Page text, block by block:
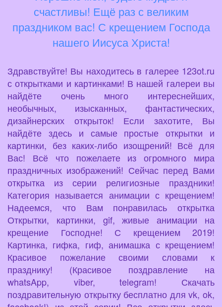
счастливы! Ещё раз с великим
праздником вас! С крещением Господа
нашего Иисуса Христа!
Здравствуйте! Вы находитесь в галерее 123ot.ru
с открытками и картинками! В нашей галереи вы
найдёте очень много интереснейших,
необычных, изысканных, фантастических,
дизайнерских открыток! Если захотите, Вы
найдёте здесь и самые простые открытки и
картинки, без каких-либо изощрений! Всё для
Вас! Всё что пожелаете из огромного мира
праздничных изображений! Сейчас перед Вами
открытка из серии религиозные праздники!
Категория называется анимации с крещением!
Надеемся, что Вам понравилась открытка
Открытки, картинки, gif, живые анимации на
крещение Господне! С крещением 2019!
Картинка, гифка, гиф, анимашка с крещением!
Красивое пожелание своими словами к
празднику! (Красивое поздравление на
whatsApp, viber, telegram! Скачать
поздравительную открытку бесплатно для vk, ok,